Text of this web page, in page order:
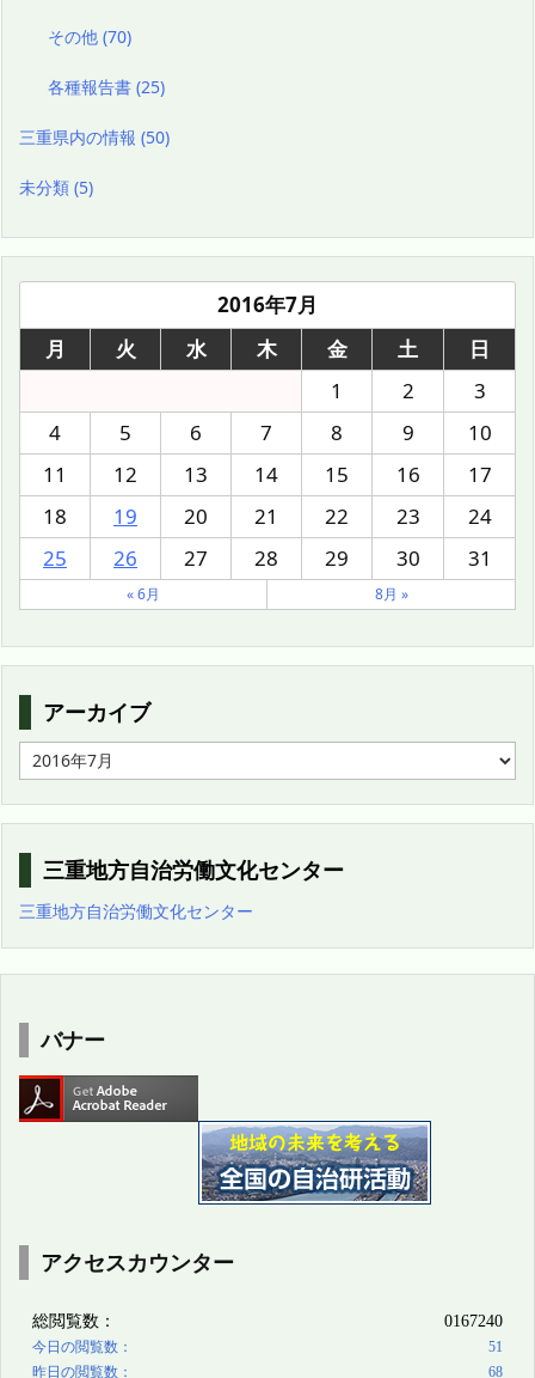
その他(70)
各種報告書(25)
三重県内の情報 (50)
未分類 (5)
2016年7月
月
火 水 木 金 土
日
1
2
3
4
5 6 7 8 9
10
11
12 13 14 15 16
17
18
19 20 21 22 23
24
25
26 27 28 29 30 31
« 6月 8月 »
アーカイブ
ア
ー
カ
イ
ブ
三重地方自治労働文化センター
三重地方自治労働文化センター
バナー
アクセスカウンター